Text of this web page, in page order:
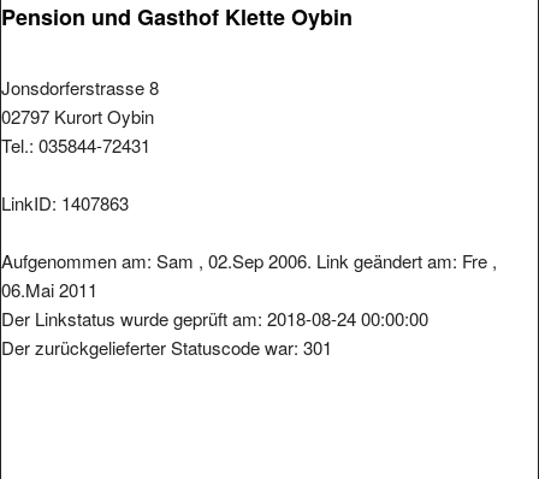
Pension und Gasthof Klette Oybin
Jonsdorferstrasse 8
02797 Kurort Oybin
Tel.: 035844-72431
LinkID: 1407863
Aufgenommen am: Sam , 02.Sep 2006. Link geändert am: Fre ,
06.Mai 2011
Der Linkstatus wurde geprüft am: 2018-08-24 00:00:00
Der zurückgelieferter Statuscode war: 301